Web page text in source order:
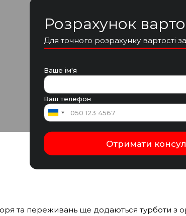
Розрахунок
Для точного розрахунку вартості
Ваше ім'я
Ваш телефон
та переживань ще додаються турботи з